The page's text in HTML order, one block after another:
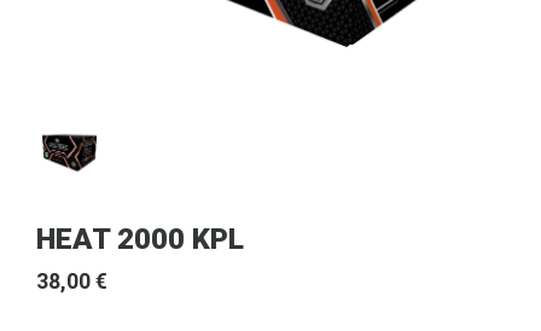
HEAT 2000 KPL
38,00 €